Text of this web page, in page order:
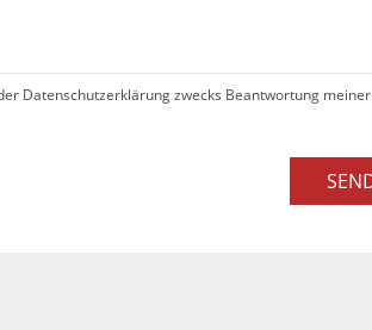
Datenschutzerklärung zwecks Beantwortung